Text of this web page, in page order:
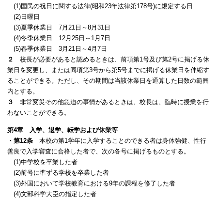
(1)国民の祝日に関する法律(昭和23年法律第178号)に規定する日
(2)日曜日
(3)夏季休業日 7月21日～8月31日
(4)冬季休業日 12月25日～1月7日
(5)春季休業日 3月21日～4月7日
２
校長が必要があると認めるときは、前項第1号及び第2号に掲げる休
業日を変更し、または同項第3号から第5号までに掲げる休業日を伸縮す
ることができる。 ただし、その期間は当該休業日を通算した日数の範囲
内とする。
３
非常変災その他急迫の事情があるときは、校長は、臨時に授業を行
わないことができる。
第4章 入学、退学、転学および休業等
・第12条 本校の第1学年に入学することのできる者は身体強健、性行
善良で入学審査に合格した者で、次の各号に掲げるものとする。
(1)中学校を卒業した者
(2)前号に準ずる学校を卒業した者
(3)外国において学校教育における9年の課程を修了した者
(4)文部科学大臣の指定した者